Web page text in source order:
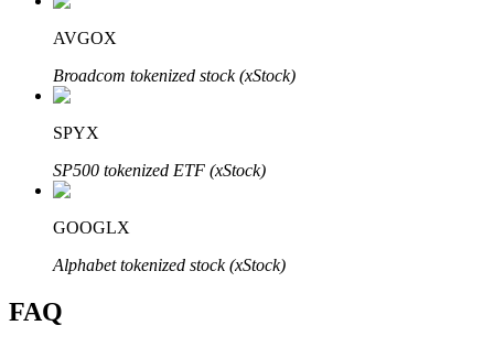
Bitrue-partners
Bitrue Affiliates
Tot 65% commissies!
AVGOX
Broadcom tokenized stock (xStock)
SPYX
SP500 tokenized ETF (xStock)
GOOGLX
Alphabet tokenized stock (xStock)
FAQ